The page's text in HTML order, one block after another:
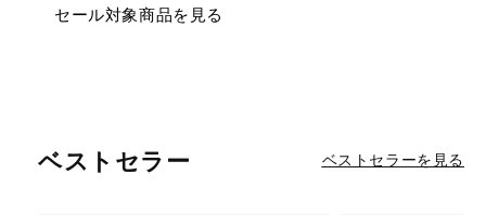
セール対象商品を見る
ベストセラー ベストセラーを見る